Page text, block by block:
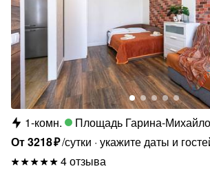
1-комн.
Площадь Гарина-
От3218₽/сутки укажите даты и
4 отзыва